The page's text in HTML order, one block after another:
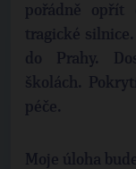
pořádně opřít
tragické
do Prahy.
školách.
péče.
Moje úloha